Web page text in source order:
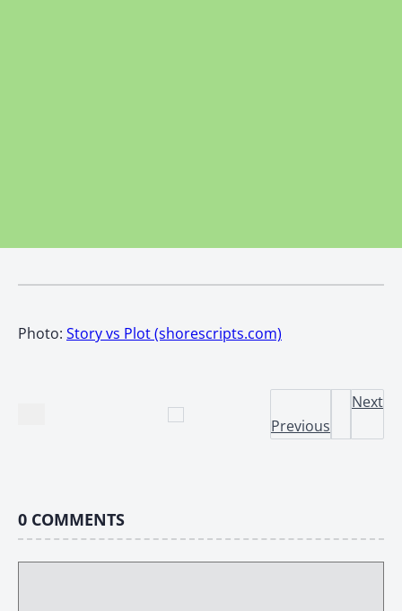
Photo: Story vs Plot (shorescripts.com)
Previous
Next
0 COMMENTS